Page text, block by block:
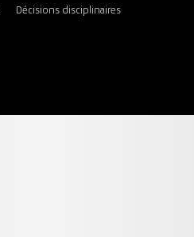
Décisions disciplinaires